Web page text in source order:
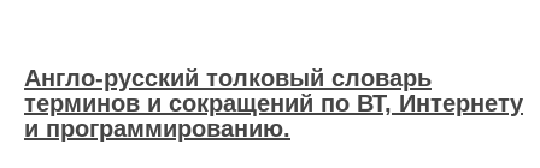
Англо-русский толковый словарь
терминов и сокращений по ВТ, Интернету
и программированию.